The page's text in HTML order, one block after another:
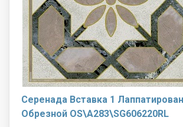
Серенада Вставка 1
Обрезной OS\A283\SG606220RL